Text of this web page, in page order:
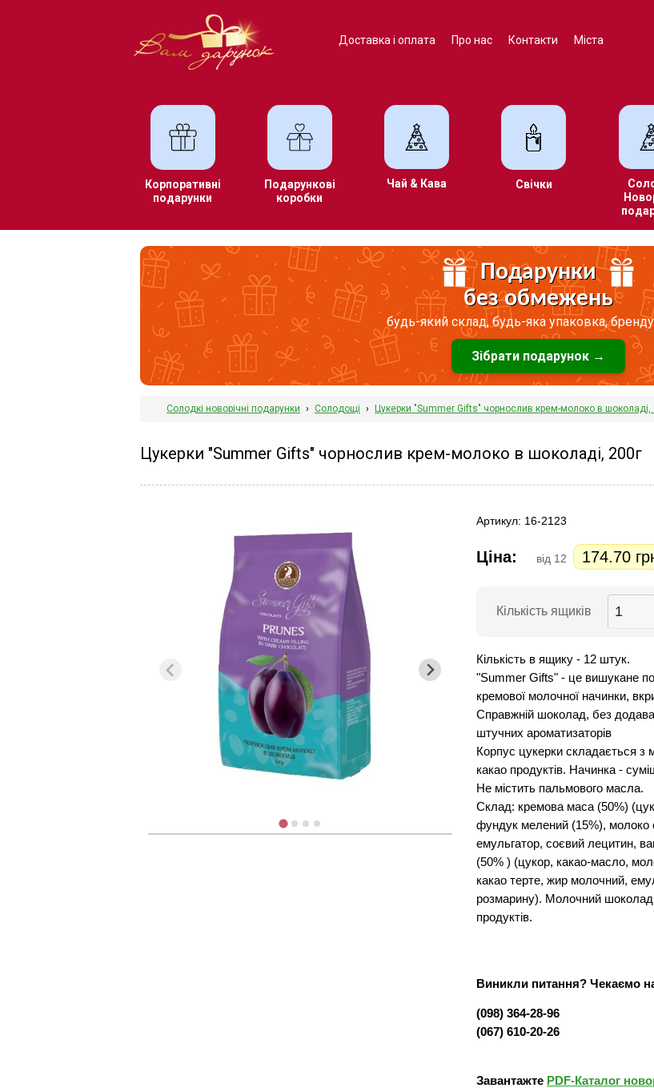
Доставка і оплата Про нас Контакти Міста
Корпоративні
подарунки
Подарункові
коробки
Чай & Кава Свічки
Подарунки
без обмежень
будь-який склад, будь-яка упаковка,
Зібрати подарунок →
Солодкі новорічні подарунки › Солодощі › Цукерки "Summer Gifts" чорнослив крем-молоко в шоколаді,
Цукерки "Summer Gifts" чорнослив крем-молоко в шоколаді, 200г
Артикул: 16-2123
Ціна: від 12 174.70
Кількість ящиків
Кількість в ящику - 12 штук.
"Summer Gifts" - це вишукане
кремової молочної начинки,
Справжній шоколад, без
штучних ароматизаторів
Корпус цукерки складається з
какао продуктів. Начинка -
Не містить пальмового масла.
Склад: кремова маса (50%)
фундук мелений (15%), молоко
емульгатор, соєвий лецитин,
(50% ) (цукор, какао-масло,
какао терте, жир молочний,
розмарину). Молочний шоколад
продуктів.
Виникли питання? Чекаємо
(098) 364-28-96
(067) 610-20-26
Завантажте PDF-Каталог